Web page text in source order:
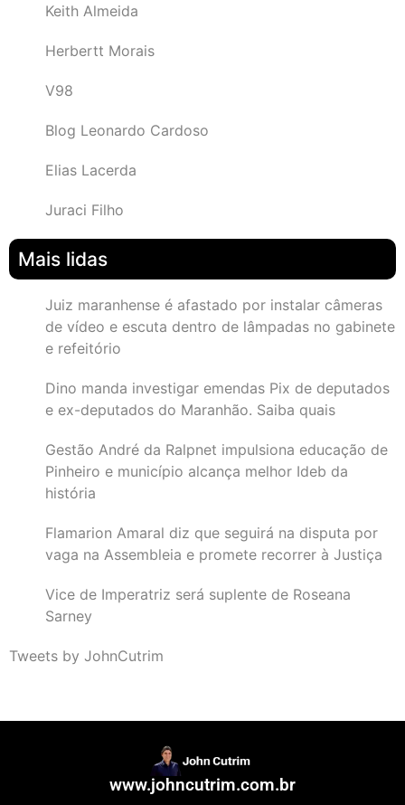
Keith Almeida
Herbertt Morais
V98
Blog Leonardo Cardoso
Elias Lacerda
Juraci Filho
Mais lidas
Juiz maranhense é afastado por instalar câmeras
de vídeo e escuta dentro de lâmpadas no gabinete
e refeitório
Dino manda investigar emendas Pix de deputados
e ex-deputados do Maranhão. Saiba quais
Gestão André da Ralpnet impulsiona educação de
Pinheiro e município alcança melhor Ideb da
história
Flamarion Amaral diz que seguirá na disputa por
vaga na Assembleia e promete recorrer à Justiça
Vice de Imperatriz será suplente de Roseana
Sarney
Tweets by JohnCutrim
www.johncutrim.com.br